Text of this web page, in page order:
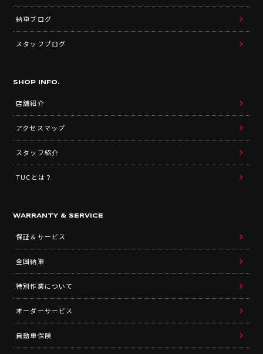
納車ブログ
スタッフブログ
SHOP INFO.
店舗紹介
アクセスマップ
スタッフ紹介
TUCとは？
WARRANTY & SERVICE
保証＆サービス
全国納車
特別作業について
オーダーサービス
自動車保険